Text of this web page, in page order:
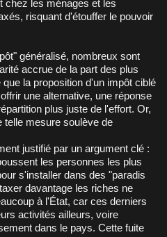
chez les ménages et les
risquant d'étouffer le pouvoir
généralisé, nombreux sont
accrue de la part des plus
la proposition d'un impôt ciblé
une alternative, une réponse
plus juste de l'effort. Or,
telle mesure soulève de
justifié par un argument clé :
les personnes les plus
s'installer dans des "paradis
davantage les riches ne
à l'État, car ces derniers
activités ailleurs, voire
dans le pays. Cette fuite